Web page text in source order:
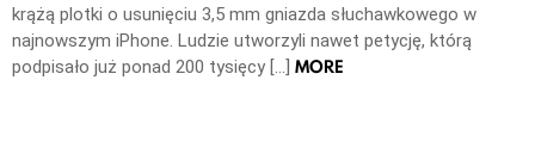
krążą plotki o usunięciu 3,5 mm gniazda słuchawkowego w
najnowszym iPhone. Ludzie utworzyli nawet petycję, którą
podpisało już ponad 200 tysięcy […] MORE